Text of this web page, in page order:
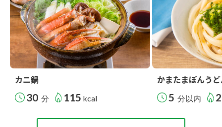
カニ鍋
30 分 115 kcal
かまたまぽんう
5 分以内